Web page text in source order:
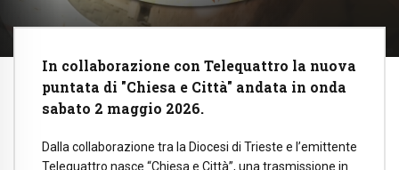
In collaborazione con Telequattro la nuova
puntata di "Chiesa e Città" andata in onda
sabato 2 maggio 2026.
Dalla collaborazione tra la Diocesi di Trieste e l’emittente
Telequattro nasce “Chiesa e Città”, una trasmissione in